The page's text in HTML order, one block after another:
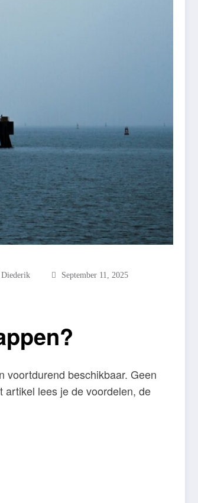
Diederik September 11, 2025
voortdurend beschikbaar. Geen
artikel lees je de voordelen, de